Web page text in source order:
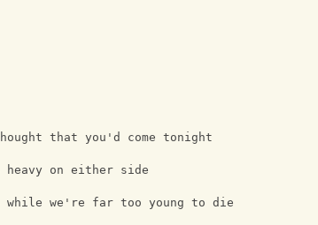
that you'd come tonight
heavy on either side
while we're far too young to die